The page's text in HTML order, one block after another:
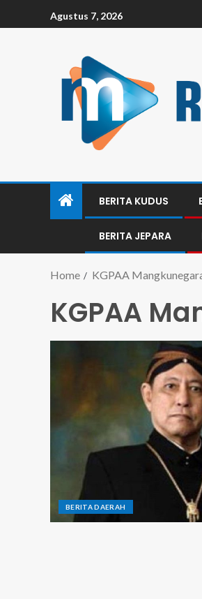
Agustus 7, 2026
BERITA KUDUS
BERITA JEPARA
Home KGPAA
KGPAA
BERITA DAERAH